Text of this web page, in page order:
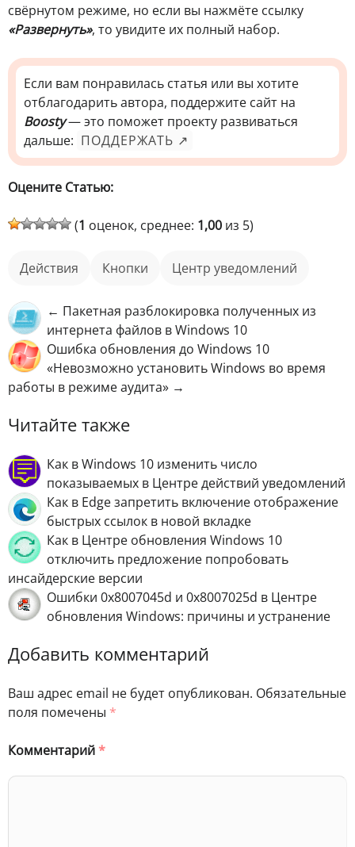
свёрнутом режиме, но если вы нажмёте ссылку
«Развернуть», то увидите их полный набор.
Если вам понравилась статья или вы хотите
отблагодарить автора, поддержите сайт на
Boosty— это поможет проекту развиваться
дальше: ПОДДЕРЖАТЬ ↗
Оцените Статью:
(1 оценок, среднее: 1,00 из 5)
действия кнопки центр уведомлений
← Пакетная разблокировка полученных из
интернета файлов в Windows 10
Ошибка обновления до Windows 10
«Невозможно установить Windows во время
работы в режиме аудита» →
Читайте также
Как в Windows 10 изменить число
показываемых в Центре действий уведомлений
Как в Edge запретить включение отображение
быстрых ссылок в новой вкладке
Как в Центре обновления Windows 10
отключить предложение попробовать
инсайдерские версии
Ошибки 0x8007045d и 0x8007025d в Центре
обновления Windows: причины и устранение
Добавить комментарий
Ваш адрес email не будет опубликован. Обязательные
поля помечены *
Комментарий*